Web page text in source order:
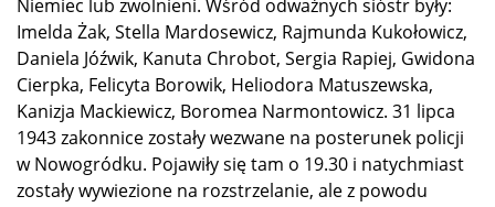
Niemiec lub zwolnieni. Wśród odważnych sióstr były:
Imelda Żak, Stella Mardosewicz, Rajmunda Kukołowicz,
Daniela Jóźwik, Kanuta Chrobot, Sergia Rapiej, Gwidona
Cierpka, Felicyta Borowik, Heliodora Matuszewska,
Kanizja Mackiewicz, Boromea Narmontowicz. 31 lipca
1943 zakonnice zostały wezwane na posterunek policji
w Nowogródku. Pojawiły się tam o 19.30 i natychmiast
zostały wywiezione na rozstrzelanie, ale z powodu